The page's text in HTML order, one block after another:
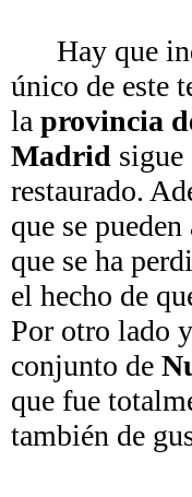
Hay que
único de este
la provincia
Madrid sigue
restaurado.
que se
que se ha
el hecho de
Por otro lado
conjunto de
que fue
también de